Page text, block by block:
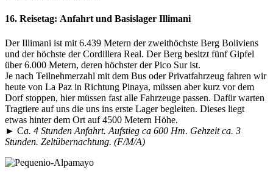
16. Reisetag: Anfahrt und Basislager Illimani
Der Illimani ist mit 6.439 Metern der zweithöchste Berg Boliviens
und der höchste der Cordillera Real. Der Berg besitzt fünf Gipfel
über 6.000 Metern, deren höchster der Pico Sur ist.
Je nach Teilnehmerzahl mit dem Bus oder Privatfahrzeug fahren wir
heute von La Paz in Richtung Pinaya, müssen aber kurz vor dem
Dorf stoppen, hier müssen fast alle Fahrzeuge passen. Dafür warten
Tragtiere auf uns die uns ins erste Lager begleiten. Dieses liegt
etwas hinter dem Ort auf 4500 Metern Höhe.
► Ca. 4 Stunden Anfahrt. Aufstieg ca 600 Hm. Gehzeit ca. 3
Stunden. Zeltübernachtung. (F/M/A)